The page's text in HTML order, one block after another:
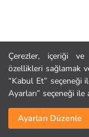
Çerezler, içeriği
özellikleri sağlamak
“Kabul Et” seçeneği
Ayarları” seçeneği
Ayarları Düzenle
Çiçek Nakışlı Kız Çocuk